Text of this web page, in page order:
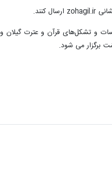
و تشکل‌های قرآن و عترت گیلان
برگزار می شود.